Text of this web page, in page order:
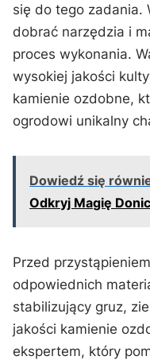
się do tego ⁢zadania.
dobrać narzędzia i
proces wykonania.
wysokiej jakości
kamienie ozdobne,
ogrodowi unikalny
Dowiedź się
Odkryj Magię
Przed
odpowiednich
stabilizujący gruz,⁢
jakości kamienie
ekspertem, który⁤